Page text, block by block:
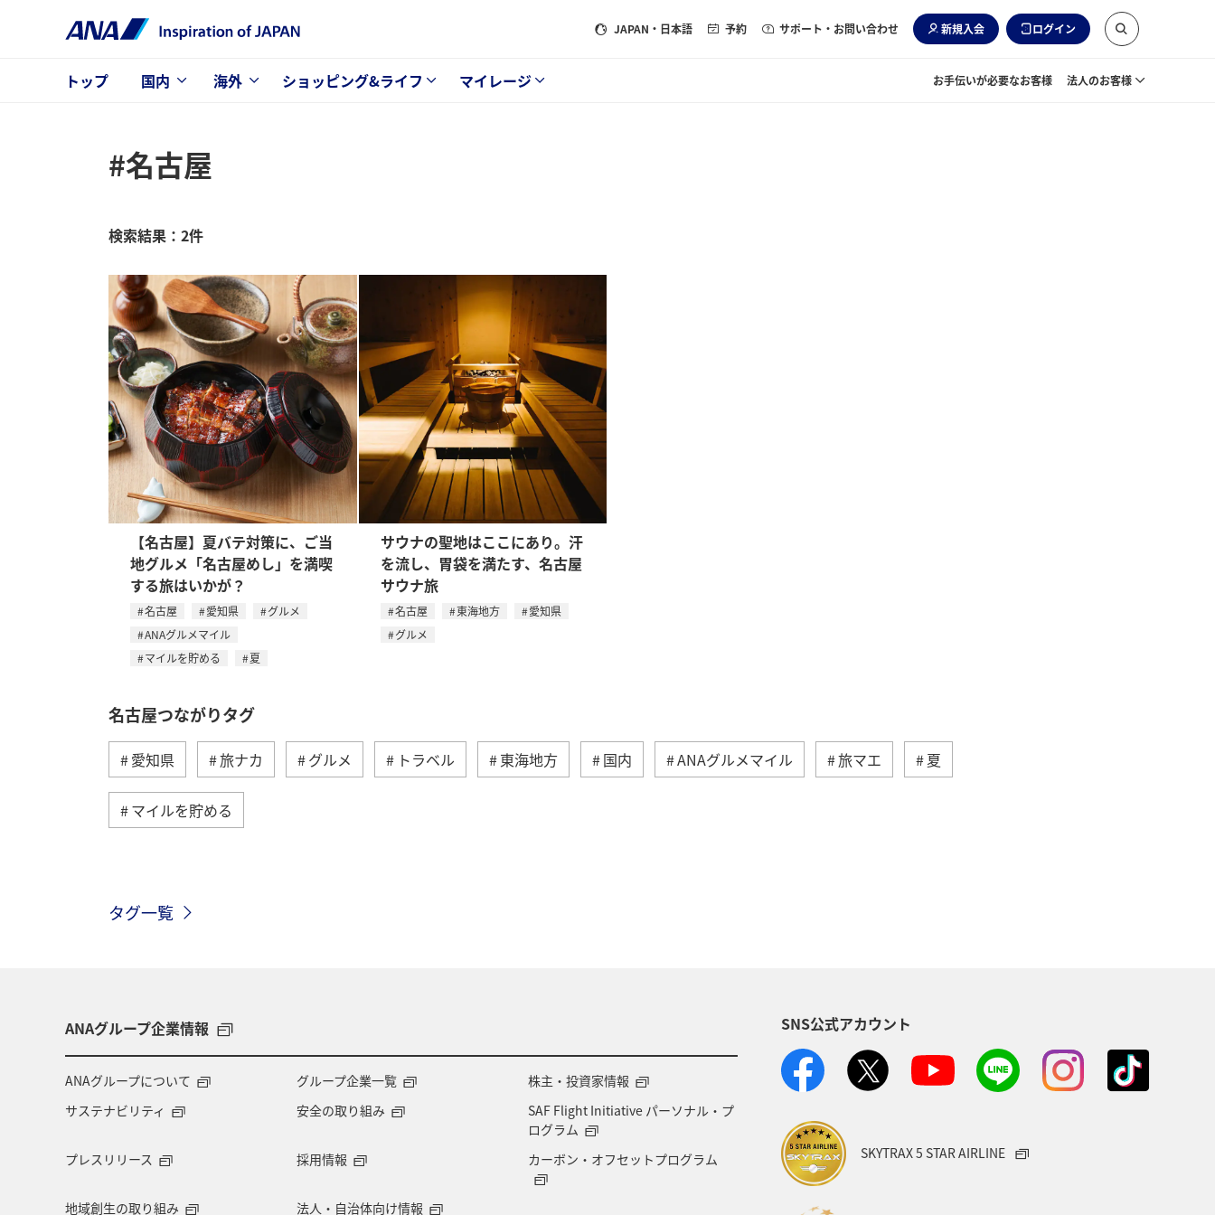
JAPAN ・日本語 予約 サポート・お問い合わせ 新規入会 ログイン
トップ 国内 海外 ショッピング&ライフ マイレージ お手伝いが必要なお客様 法人のお客様
#名古屋
検索結果：2件
【名古屋】夏バテ対策に、ご当
地グルメ「名古屋めし」を満喫
する旅はいかが？
名古屋 愛知県
グルメ
ANAグルメマイル
マイルを貯める
夏
サウナの聖地はここにあり。汗
を流し、胃袋を満たす、名古屋
サウナ旅
名古屋 東海地方
愛知県
グルメ
名古屋つながりタグ
愛知県 旅ナカ グルメ トラベル 東海地方 国内 ANAグルメマイル 旅マエ 夏
マイルを貯める
タグ一覧
ANAグループ企業情報
ANAグループについて グループ企業一覧
株主・投資家情報
サステナビリティ
安全の取り組み
SAF Flight Initiative パーソナル・プ
ログラム
プレスリリース
採用情報 カーボン・オフセットプログラム
地域創生の取り組み 法人・自治体向け情報
SNS公式アカウント
SKYTRAX 5 STAR AIRLINE